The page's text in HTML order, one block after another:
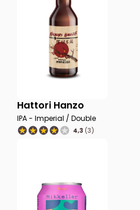
Hattori Hanzo
IPA - Imperial / Double
4,3 (3)